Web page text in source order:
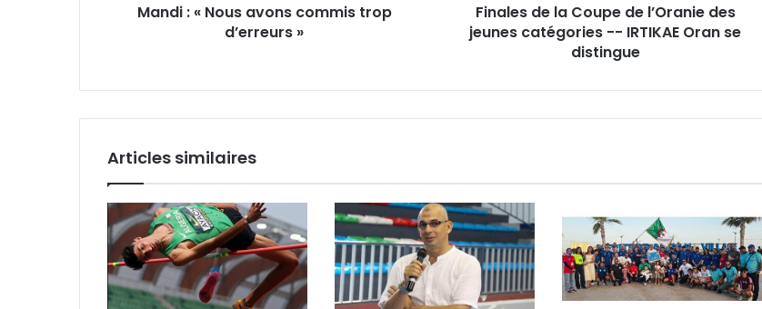
Mandi : « Nous avons commis trop
d’erreurs »
Finales de la Coupe de l’Oranie des
jeunes catégories -- IRTIKAE Oran se
distingue
Articles similaires